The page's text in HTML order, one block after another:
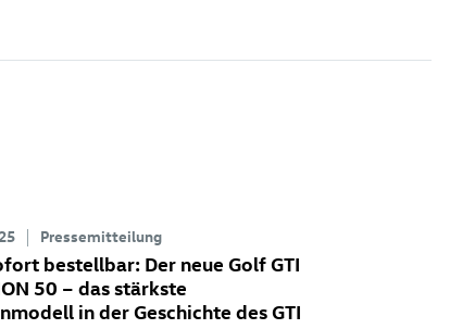
Pressemitteilung
bestellbar: Der neueGolf GTI
50 – das stärkste
in der Geschichte des GTI